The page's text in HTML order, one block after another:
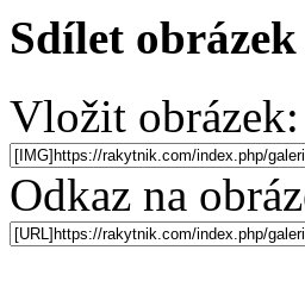
Sdílet
Vložit obrázek:
Odkaz na